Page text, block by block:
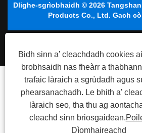
Dlighe-sgrìobhaidh © 2026
Products Co., Ltd. Gach
Bidh sinn a’ cleachdadh cookies
brobhsaidh nas fheàrr a
trafaic làraich a sgrùdadh agus
phearsanachadh. Le bhith a’
làraich seo, tha thu ag
cleachd sinn briosgaidean.
Dìomhaireachd